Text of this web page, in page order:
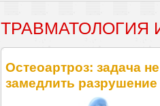
ТРАВМАТОЛОГИЯ
Остеоартроз: задача
замедлить